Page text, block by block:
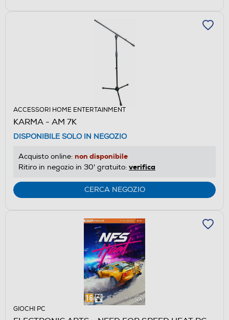
ACCESSORI HOME ENTERTAINMENT
KARMA - AM 7K
DISPONIBILE SOLO IN NEGOZIO
Acquisto online: non disponibile
Ritiro in negozio in 30' gratuito: verifica
CERCA NEGOZIO
GIOCHI PC